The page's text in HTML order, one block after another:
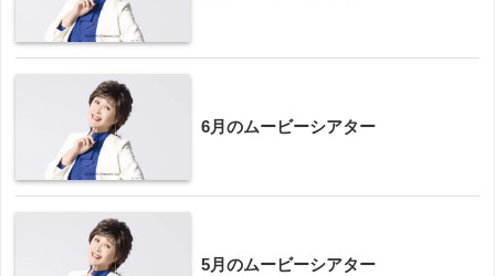
6月のムービーシアター
5月のムービーシアター